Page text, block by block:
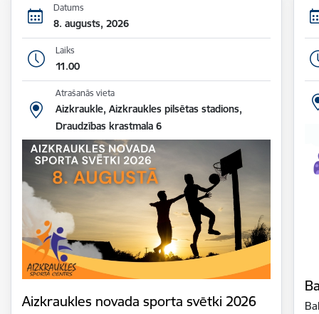
Datums
8. augusts, 2026
Laiks
11.00
Atrašanās vieta
Aizkraukle, Aizkraukles pilsētas stadions,
Draudzības krastmala 6
Aizkraukles novada sporta svētki 2026